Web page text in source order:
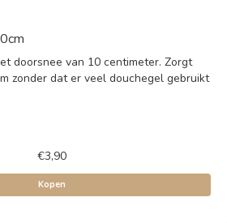
doorsnee van 10 centimeter. Zorgt
zonder dat er veel douchegel gebruikt
€3,90
Kopen